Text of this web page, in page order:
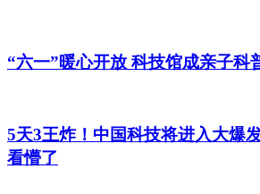
“六一”暖心开放 科技馆成亲子科
5天3王炸！中国科技将进入大爆
看懵了